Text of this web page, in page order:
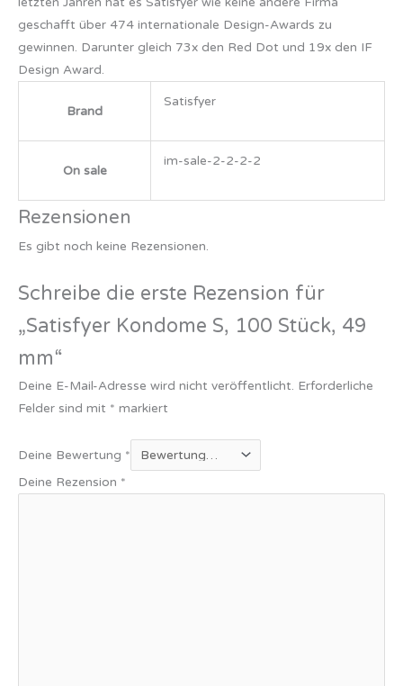
geschafft über 474 internationale Design-Awards zu
gewinnen. Darunter gleich 73x den Red Dot und 19x den IF
Design Award.
Brand
Satisfyer
On sale
im-sale-2-2-2-2
Rezensionen
Es gibt noch keine Rezensionen.
Schreibe die erste Rezension für
„Satisfyer Kondome S, 100 Stück, 49
mm“
Deine E-Mail-Adresse wird nicht veröffentlicht. Erforderliche
Felder sind mit * markiert
Deine Bewertung *
Deine Rezension *